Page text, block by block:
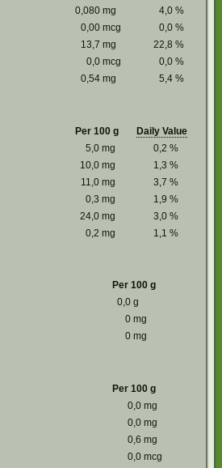
0,080 mg 4,0 %
0,00 mcg 0,0 %
13,7 mg 22,8 %
0,0 mcg 0,0 %
0,54 mg 5,4 %
Per 100 g
Daily Value
5,0 mg 0,2 %
10,0 mg 1,3 %
11,0 mg 3,7 %
0,3 mg 1,9 %
24,0 mg 3,0 %
0,2 mg 1,1 %
Per 100 g
0,0 g
0 mg
0 mg
Per 100 g
0,0 mg
0,0 mg
0,6 mg
0,0 mcg